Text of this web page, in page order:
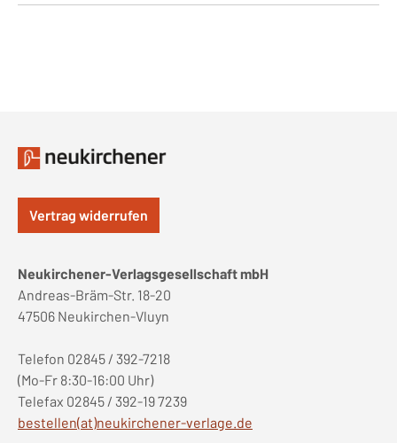
Vertrag widerrufen
Neukirchener-Verlagsgesellschaft mbH
Andreas-Bräm-Str. 18-20
47506 Neukirchen-Vluyn
Telefon 02845 / 392-7218
(Mo-Fr 8:30-16:00 Uhr)
Telefax 02845 / 392-19 7239
bestellen(at)neukirchener-verlage.de